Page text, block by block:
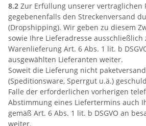
8.2 Zur Erfüllung unserer vertraglichen
gegebenenfalls den Streckenversand
(Dropshipping). Wir geben zu diesem
sowie Ihre Lieferadresse ausschließlich
Warenlieferung Art. 6 Abs. 1 lit. b
ausgewählten Lieferanten weiter.
Soweit die Lieferung nicht
(Speditionsware, Sperrgut u.ä.)
Falle der erforderlichen vorherigen
Abstimmung eines Liefertermins auch
gemäß Art. 6 Abs. 1 lit. b DSGVO an
weiter.